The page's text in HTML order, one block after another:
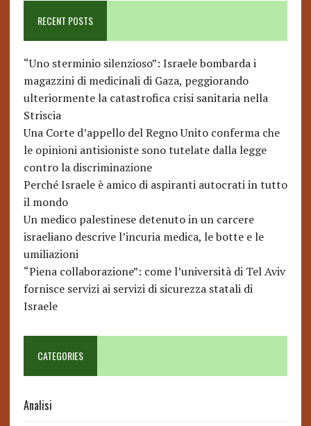
RECENT POSTS
“Uno sterminio silenzioso”: Israele bombarda i
magazzini di medicinali di Gaza, peggiorando
ulteriormente la catastrofica crisi sanitaria nella
Striscia
Una Corte d’appello del Regno Unito conferma che
le opinioni antisioniste sono tutelate dalla legge
contro la discriminazione
Perché Israele è amico di aspiranti autocrati in tutto
il mondo
Un medico palestinese detenuto in un carcere
israeliano descrive l’incuria medica, le botte e le
umiliazioni
“Piena collaborazione”: come l’università di Tel Aviv
fornisce servizi ai servizi di sicurezza statali di
Israele
CATEGORIES
Analisi